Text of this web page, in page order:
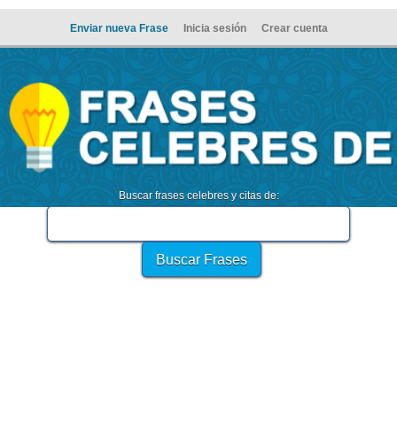
Enviar nueva Frase Inicia sesión Crear cuenta
Buscar frases celebres y citas de: